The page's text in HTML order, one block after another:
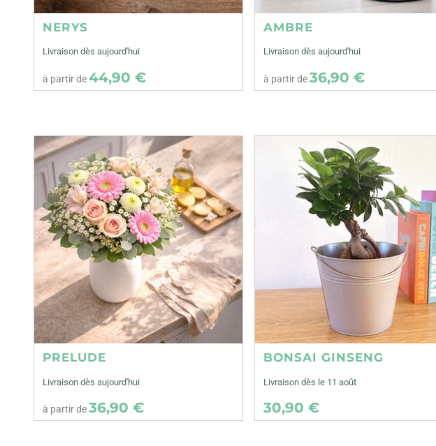
NERYS
Livraison dès aujourd'hui
à partir de44,90 €
AMBRE
Livraison dès aujourd'hui
à partir de36,90 €
PRELUDE
Livraison dès aujourd'hui
à partir de36,90 €
BONSAI GINSENG
Livraison dès le 11 août
30,90 €